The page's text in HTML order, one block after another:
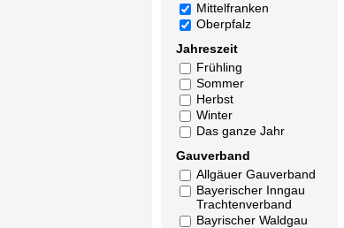
Mittelfranken
Oberpfalz
Jahreszeit
Frühling
Sommer
Herbst
Winter
Das ganze Jahr
Gauverband
Allgäuer Gauverband
Bayerischer Inngau
Trachtenverband
Bayrischer Waldgau